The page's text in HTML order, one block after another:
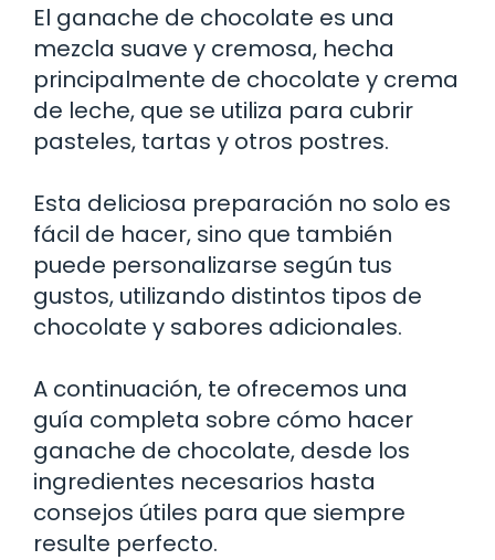
El ganache de chocolate es una
mezcla suave y cremosa, hecha
principalmente de chocolate y crema
de leche, que se utiliza para cubrir
pasteles, tartas y otros postres.
Esta deliciosa preparación no solo es
fácil de hacer, sino que también
puede personalizarse según tus
gustos, utilizando distintos tipos de
chocolate y sabores adicionales.
A continuación, te ofrecemos una
guía completa sobre cómo hacer
ganache de chocolate, desde los
ingredientes necesarios hasta
consejos útiles para que siempre
resulte perfecto.